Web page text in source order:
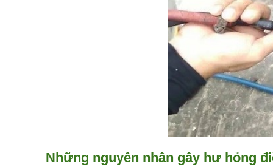
Những nguyên nhân gây hư hỏng